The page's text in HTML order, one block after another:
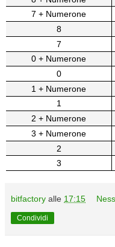
7 + Numerone
8
7
0 + Numerone
0
1 + Numerone
1
2 + Numerone
3 + Numerone
2
3
bitfactory alle 17:15
Condividi